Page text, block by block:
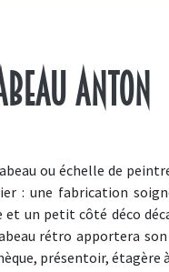
Anton
ou échelle de
: une fabrication
et un petit côté déco
rétro apportera
présentoir, étagère